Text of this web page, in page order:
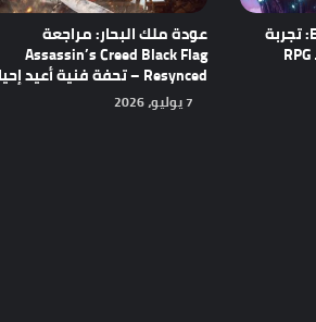
مراجعة Echoes of Aincrad: تجربة
واعدة تجمع بين تحدي الـ RPG
عودة ملك البحار: مراجعة
Assassin’s Creed Black Flag
Resynced – تحفة فنية أعيد إحياؤها!
7 يوليو، 2026